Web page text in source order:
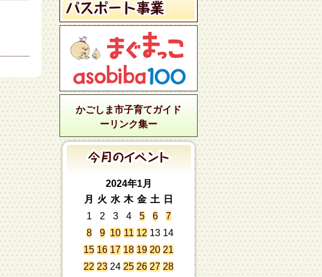
かごしま市子育てガイド
ーリンク集ー
2024年1月
月
火 水 木 金 土
日
1
2 3 4 5 6
7
8
9 10 11 12 13 14
15 16 17 18 19 20 21
22 23 24 25 26 27 28